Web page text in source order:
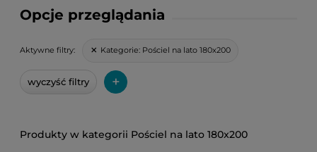
Opcje przeglądania
Aktywne filtry: Kategorie: Pościel na lato 180x200
wyczyść filtry +
Pościel na lato 180x200